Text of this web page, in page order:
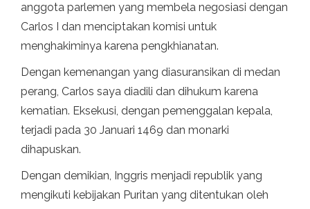
anggota parlemen yang membela negosiasi dengan
Carlos I dan menciptakan komisi untuk
menghakiminya karena pengkhianatan.
Dengan kemenangan yang diasuransikan di medan
perang, Carlos saya diadili dan dihukum karena
kematian. Eksekusi, dengan pemenggalan kepala,
terjadi pada 30 Januari 1469 dan monarki
dihapuskan.
Dengan demikian, Inggris menjadi republik yang
mengikuti kebijakan Puritan yang ditentukan oleh